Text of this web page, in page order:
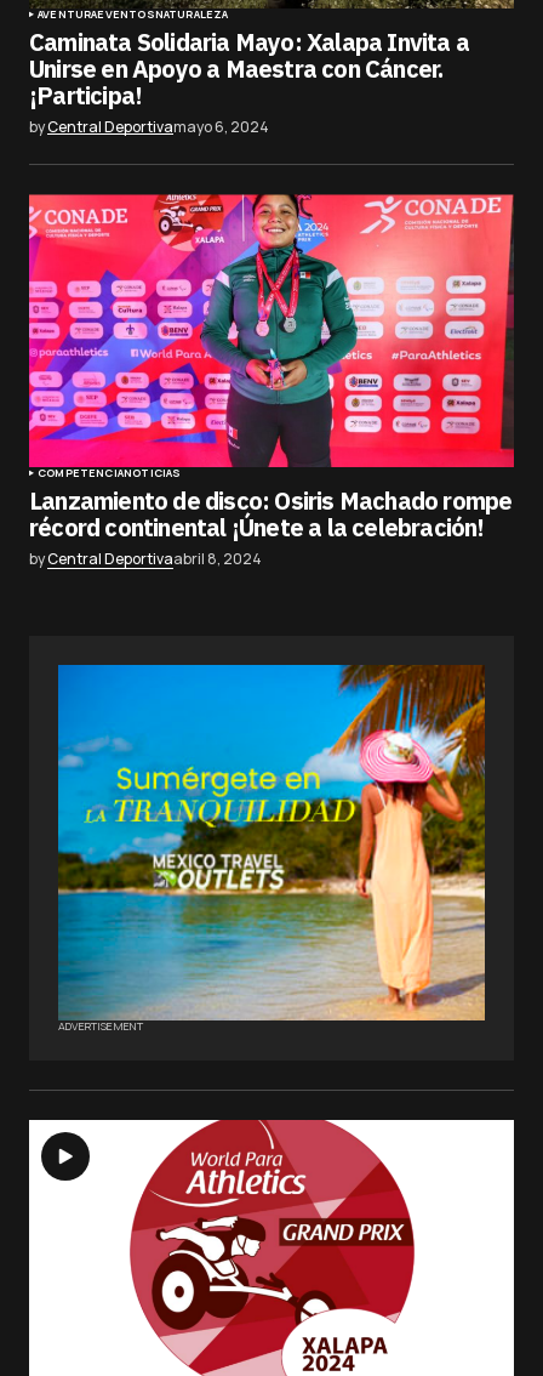
AVENTURAEVENTOSNATURALEZA
Caminata Solidaria Mayo: Xalapa Invita a
Unirse en Apoyo a Maestra con Cáncer.
¡Participa!
byCentral Deportivamayo 6, 2024
COMPETENCIANOTICIAS
Lanzamiento de disco: Osiris Machado rompe
récord continental ¡Únete a la celebración!
byCentral Deportivaabril 8, 2024
ADVERTISEMENT